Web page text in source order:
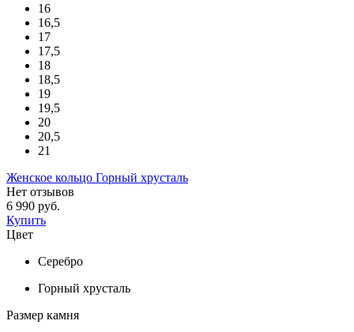
16
16,5
17
17,5
18
18,5
19
19,5
20
20,5
21
Женское кольцо Горный хрусталь
Нет отзывов
6 990 руб.
Купить
Цвет
Серебро
Горный хрусталь
Размер камня